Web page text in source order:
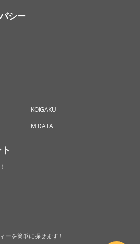
シー
KOIGAKU
MiDATA
ーを簡単に探せます！